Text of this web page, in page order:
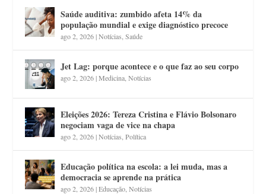
Saúde auditiva: zumbido afeta 14% da
população mundial e exige diagnóstico precoce
ago 2, 2026|Notícias ,Saúde
Jet Lag: porque acontece e o que faz ao seu corpo
ago 2, 2026|Medicina ,Notícias
Eleições 2026: Tereza Cristina e Flávio Bolsonaro
negociam vaga de vice na chapa
ago 2, 2026|Notícias ,Política
Educação política na escola: a lei muda, mas a
democracia se aprende na prática
ago 2, 2026|Educação ,Notícias